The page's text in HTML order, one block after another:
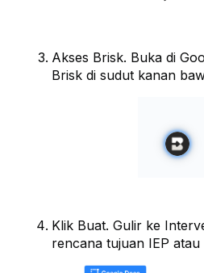
Akses Brisk. Buka di
Brisk di sudut kanan
Klik Buat. Gulir ke
rencana tujuan IEP atau